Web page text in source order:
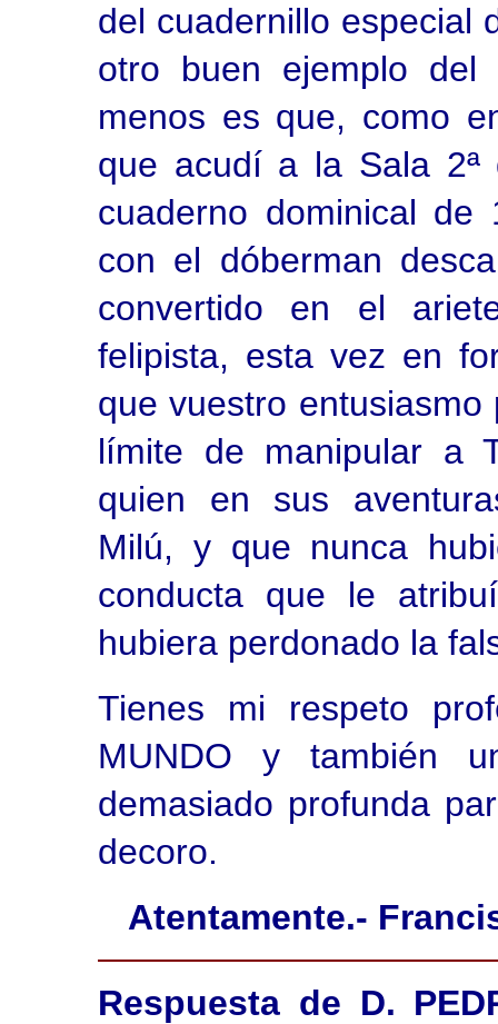
del cuadernillo especial
otro buen ejemplo
menos es que, como
que acudí a la Sala
cuaderno dominical de
con el dóberman
convertido en el
felipista, esta vez en
que vuestro
límite de manipular a
quien en sus
Milú, y que nunca
conducta que le
hubiera perdonado la
Tienes mi respeto
MUNDO y también
demasiado profunda
decoro.
Atentamente.-
Respuesta de D.